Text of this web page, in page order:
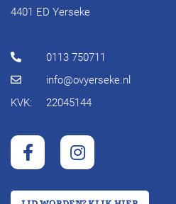
4401 ED Yerseke
0113 750711
info@ovyerseke.nl
KVK:
22045144